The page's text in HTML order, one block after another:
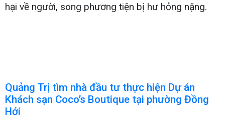
hại về người, song phương tiện bị hư hỏng nặng.
Quảng Trị tìm nhà đầu tư thực hiện Dự án
Khách sạn Coco’s Boutique tại phường Đồng
Hới